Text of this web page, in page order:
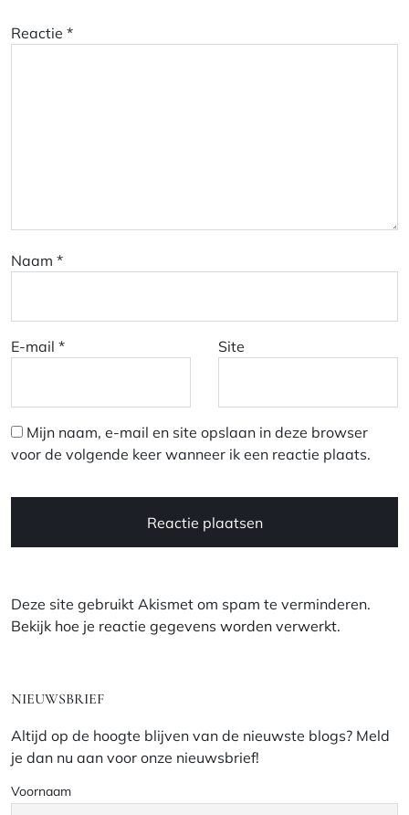
Reactie *
Naam *
E-mail * Site
Mijn naam, e-mail en site opslaan in deze browser
voor de volgende keer wanneer ik een reactie plaats.
Deze site gebruikt Akismet om spam te verminderen.
Bekijk hoe je reactie gegevens worden verwerkt.
NIEUWSBRIEF
Altijd op de hoogte blijven van de nieuwste blogs? Meld
je dan nu aan voor onze nieuwsbrief!
Voornaam